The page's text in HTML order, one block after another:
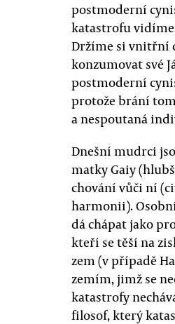
postmoderní
katastrofu vidíme
Držíme si vnitřní
konzumovat své
postmoderní
protože brání
a nespoutaná
Dnešní mudrci
matky Gaiy
chování vůči ní
harmonii).
dá chápat jako
kteří se těší na
zem (v případě
zemím, jimž se
katastrofy
filosof, který